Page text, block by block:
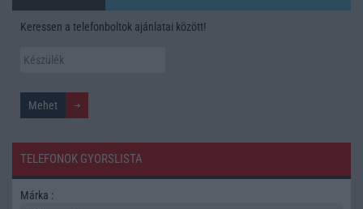
Keressen a telefonboltok ajánlatai között!
TELEFONOK GYORSLISTA
Márka :